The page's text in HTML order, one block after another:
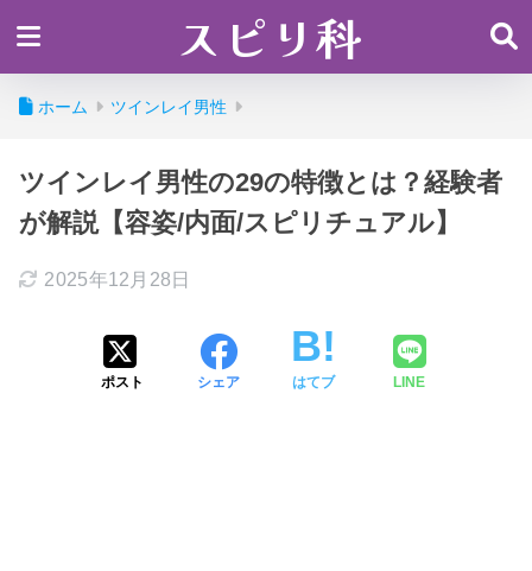
スピリ科
ホーム ツインレイ男性
ツインレイ男性の29の特徴とは？経験者
が解説【容姿/内面/スピリチュアル】
2025年12月28日
ポスト シェア はてブ LINE